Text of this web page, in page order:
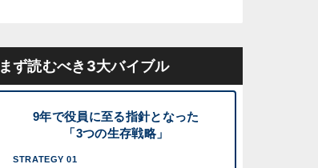
まず読むべき3大バイブル
9年で役員に至る指針となった
「3つの生存戦略」
STRATEGY 01